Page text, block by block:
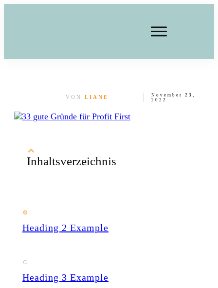
VONLIANE
November 23,
2022
Inhaltsverzeichnis
Heading 2 Example
Heading 3 Example